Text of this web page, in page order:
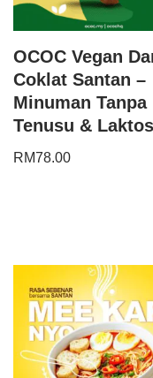
OCOC Vegan
Coklat Santan –
Minuman Tanpa
Tenusu &
RM78.00